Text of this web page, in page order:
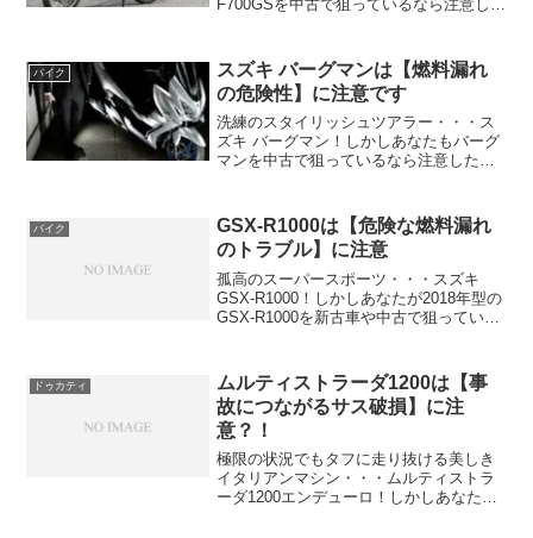
F700GSを中古で狙っているなら注意した
まう 不具合・トラブル！！ (adsby...
バイク
スズキ バーグマンは【燃料漏れ
の危険性】に注意です
洗練のスタイリッシュツアラー・・・ス
ズキ バーグマン！しかしあなたもバーグ
マンを中古で狙っているなら注意したい
ラブル！ (adsbygoogle = wind...
バイク
GSX-R1000は【危険な燃料漏れ
のトラブル】に注意
孤高のスーパースポーツ・・・スズキ
GSX-R1000！しかしあなたが2018年型の
GSX-R1000を新古車や中古で狙っている
具合・トラブル！ (adsbygoogle...
ドゥカティ
ムルティストラーダ1200は【事
故につながるサス破損】に注
意？！
極限の状況でもタフに走り抜ける美しき
イタリアンマシン・・・ムルティストラ
ーダ1200エンデューロ！しかしあなたが